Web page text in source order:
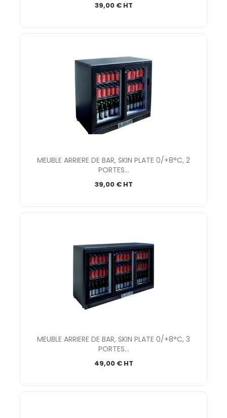
39,00 € HT
MEUBLE ARRIERE DE BAR, SKIN PLATE 0/+8°C, 2
PORTES...
39,00 € HT
MEUBLE ARRIERE DE BAR, SKIN PLATE 0/+8°C, 3
PORTES...
49,00 € HT